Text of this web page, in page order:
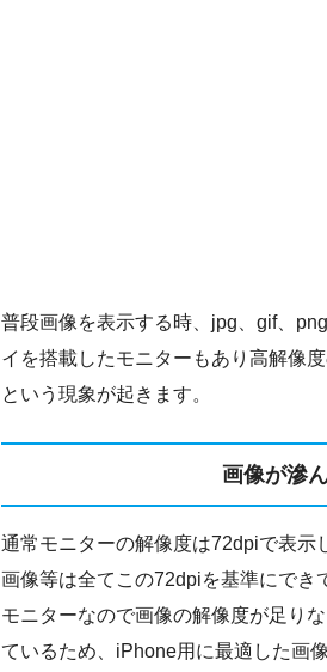
普段画像を表示する時、jpg、gif、
イを搭載したモニターもあり高解像
という現象が起きます。
画像が滲
通常モニターの解像度は72dpiで表示
画像等は全てこの72dpiを基準にでき
モニターなので画像の解像度が足り
ているため、iPhone用に最適した画